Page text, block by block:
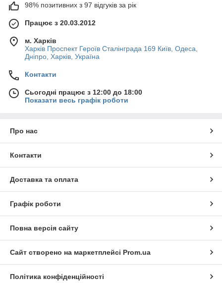
98% позитивних з 97 відгуків за рік
Працює з 20.03.2012
м. Харків
Харків Проспект Героїв Сталінграда 169 Київ, Одеса,
Дніпро, Харків, Україна
Контакти
Сьогодні працює з 12:00 до 18:00
Показати весь графік роботи
Про нас
Контакти
Доставка та оплата
Графік роботи
Повна версія сайту
Сайт створено на маркетплейсі Prom.ua
Політика конфіденційності